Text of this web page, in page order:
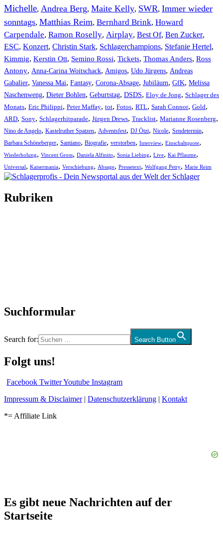
Michelle, Andrea Berg, Maite Kelly, SWR, Immer wieder
sonntags, Matthias Reim, Bernhard Brink, Howard
Carpendale, Ramon Roselly, Airplay, Best Of, Ben Zucker,
ESC, Konzert, Christin Stark, Schlagerchampions, Stefanie Hertel,
Kimmig, Kerstin Ott, Semino Rossi, Tickets, Thomas Anders, Ross
Antony, Anna-Carina Woitschack, Amigos, Udo Jürgens, Andreas
Gabalier, Vanessa Mai, Fantasy, Corona-Absage, Jubiläum, GfK, Melissa
Naschenweng, Dieter Bohlen, Geburtstag, DSDS, Eloy de Jong, Schlager des
Monats, Eric Philippi, Peter Maffay, tot, Fotos, RTL, Sarah Connor, Gold,
ARD, Sony, Schlagerhitparade, Jürgen Drews, Tracklist, Marianne Rosenberg,
Nino de Angelo, Kastelruther Spatzen, Adventsfest, DJ Ötzi, Nicole, Sendetermin,
Barbara Schöneberger, Santiano, Biografie, verstorben, Interview, Einschaltquote,
Wiederholung, Vincent Gross, Daniela Alfinito, Sonia Liebing, Live, Kai Pflaume,
Universal, Kaisermania, Verschiebung, Absage, Pressetext, Wolfgang Petry, Marie Reim
Rubriken
Suchformular
Search for: Search Button
Folgt uns!
Facebook TwitterYoutube Instagram
Impressum & Disclaimer| Datenschutzerklärung | Kontakt
*= Affiliate Link
Es gibt neue Nachrichten auf der
Startseite